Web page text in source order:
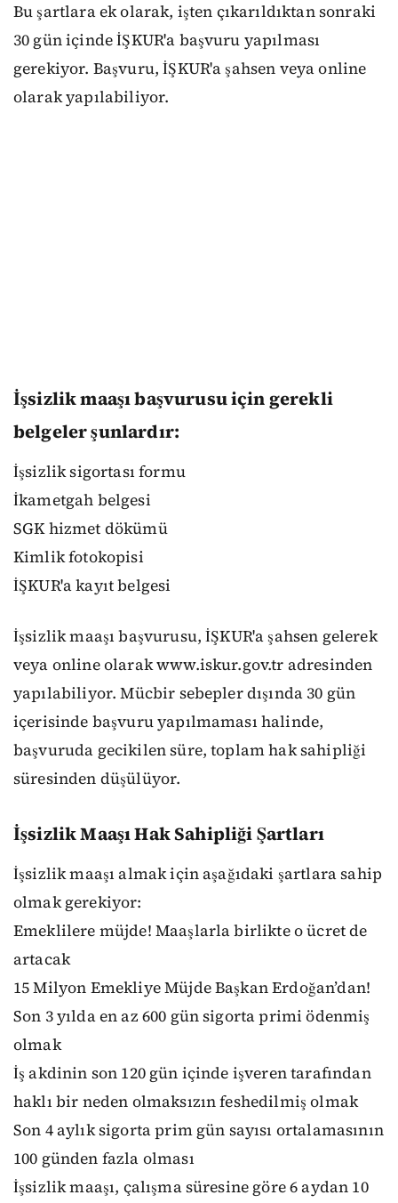
Bu şartlara ek olarak, işten çıkarıldıktan sonraki
30 gün içinde İŞKUR'a başvuru yapılması
gerekiyor. Başvuru, İŞKUR'a şahsen veya online
olarak yapılabiliyor.
İşsizlik maaşı başvurusu için gerekli
belgeler şunlardır:
İşsizlik sigortası formu
İkametgah belgesi
SGK hizmet dökümü
Kimlik fotokopisi
İŞKUR'a kayıt belgesi
İşsizlik maaşı başvurusu, İŞKUR'a şahsen gelerek
veya online olarak www.iskur.gov.tr adresinden
yapılabiliyor. Mücbir sebepler dışında 30 gün
içerisinde başvuru yapılmaması halinde,
başvuruda gecikilen süre, toplam hak sahipliği
süresinden düşülüyor.
İşsizlik Maaşı Hak Sahipliği Şartları
İşsizlik maaşı almak için aşağıdaki şartlara sahip
olmak gerekiyor:
Emeklilere müjde! Maaşlarla birlikte o ücret de
artacak
15 Milyon Emekliye Müjde Başkan Erdoğan’dan!
Son 3 yılda en az 600 gün sigorta primi ödenmiş
olmak
İş akdinin son 120 gün içinde işveren tarafından
haklı bir neden olmaksızın feshedilmiş olmak
Son 4 aylık sigorta prim gün sayısı ortalamasının
100 günden fazla olması
İşsizlik maaşı, çalışma süresine göre 6 aydan 10